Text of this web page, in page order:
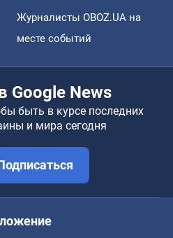
Журналисты OBOZ.UA на
месте событий
Google News
быть в курсе последних
и мира сегодня